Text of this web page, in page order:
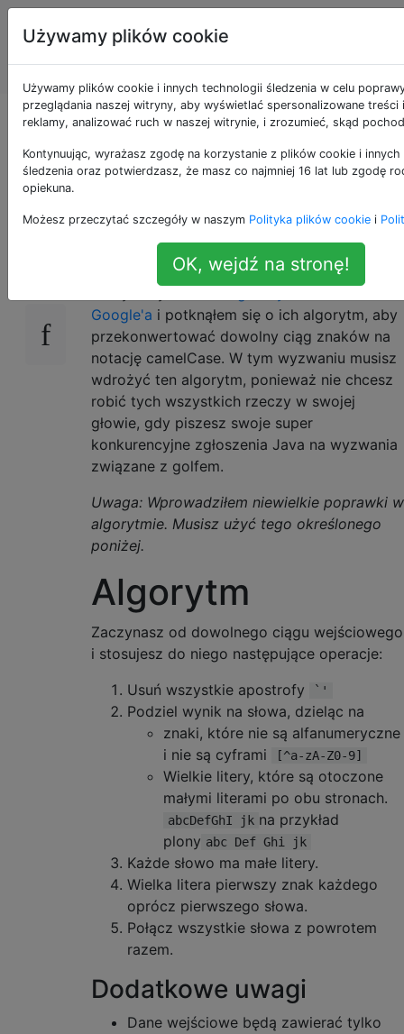
Programowanie
puzzli i Code
Golf
Konwertuj na
camelCase
Wyzwanie
Google'a i potknąłem się o ich algorytm, aby
przekonwertować dowolny ciąg znaków na
notację camelCase. W tym wyzwaniu musisz
wdrożyć ten algorytm, ponieważ nie chcesz
robić tych wszystkich rzeczy w swojej
głowie, gdy piszesz swoje super
konkurencyjne zgłoszenia Java na wyzwania
związane z golfem.
Uwaga: Wprowadziłem niewielkie poprawki w
algorytmie. Musisz użyć tego określonego
poniżej.
Algorytm
Zaczynasz od dowolnego ciągu wejściowego
i stosujesz do niego następujące operacje:
Usuń wszystkie apostrofy
`'
Podziel wynik na słowa, dzieląc na
znaki, które nie są alfanumeryczne
i nie są cyframi
[^a-zA-Z0-9]
Wielkie litery, które są otoczone
małymi literami po obu stronach.
abcDefGhI jk na przykład
plony abc Def Ghi jk
Każde słowo ma małe litery.
Wielka litera pierwszy znak każdego
oprócz pierwszego słowa.
Połącz wszystkie słowa z powrotem
razem.
Dodatkowe uwagi
Dane wejściowe będą zawierać tylko
Używamy plików cookie
Używamy plików cookie i innych technologii śledzenia w celu
przeglądania naszej witryny, aby wyświetlać spersonalizowane treści
reklamy, analizować ruch w naszej witrynie, i zrozumieć, skąd
Kontynuując, wyrażasz zgodę na korzystanie z plików cookie i
śledzenia oraz potwierdzasz, że masz co najmniej 16 lat lub zgodę
opiekuna.
Możesz przeczytać szczegóły w naszym Polityka plików cookie i
OK, wejdź na stronę!